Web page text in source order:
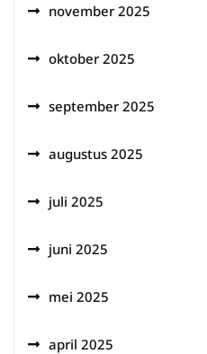
november 2025
oktober 2025
september 2025
augustus 2025
juli 2025
juni 2025
mei 2025
april 2025